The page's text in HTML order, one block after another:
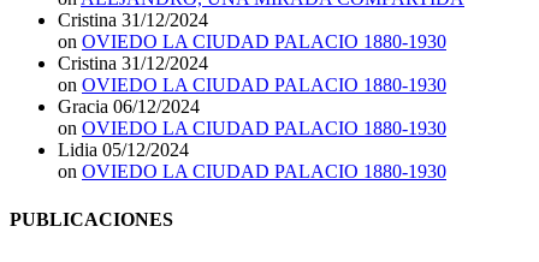
Cristina 31/12/2024
on OVIEDO LA CIUDAD PALACIO 1880-1930
Cristina 31/12/2024
on OVIEDO LA CIUDAD PALACIO 1880-1930
Gracia 06/12/2024
on OVIEDO LA CIUDAD PALACIO 1880-1930
Lidia 05/12/2024
on OVIEDO LA CIUDAD PALACIO 1880-1930
PUBLICACIONES